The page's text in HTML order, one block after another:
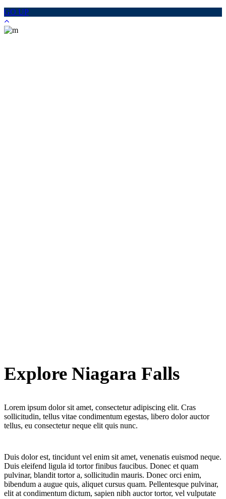
GO UP
Explore Niagara Falls
Lorem ipsum dolor sit amet, consectetur adipiscing elit. Cras
sollicitudin, tellus vitae condimentum egestas, libero dolor auctor
tellus, eu consectetur neque elit quis nunc.
Duis dolor est, tincidunt vel enim sit amet, venenatis euismod neque.
Duis eleifend ligula id tortor finibus faucibus. Donec et quam
pulvinar, blandit tortor a, sollicitudin mauris. Donec orci enim,
bibendum a augue quis, aliquet cursus quam. Pellentesque pulvinar,
elit at condimentum dictum, sapien nibh auctor tortor, vel vulputate